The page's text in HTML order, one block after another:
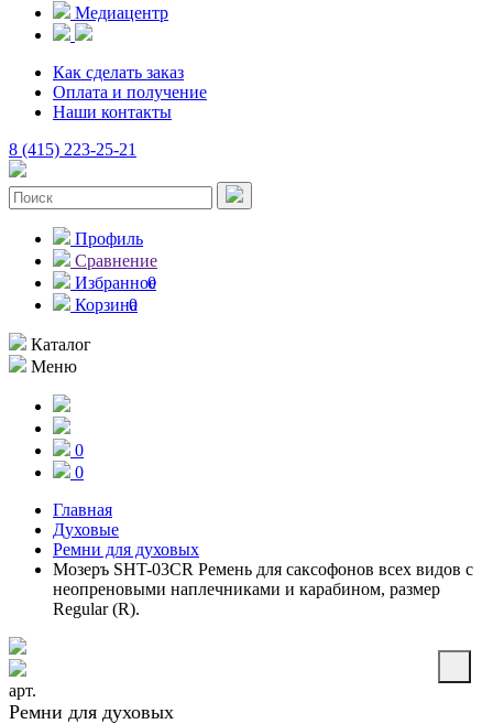
Медиацентр
Как сделать заказ
Оплата и получение
Наши контакты
8 (415) 223-25-21
Профиль
Сравнение
Избранное
0
Корзина
0
Каталог
Меню
0
0
Главная
Духовые
Ремни для духовых
Мозеръ SHT-03CR Ремень для саксофонов всех видов с
неопреновыми наплечниками и карабином, размер
Regular (R).
арт.
Ремни для духовых